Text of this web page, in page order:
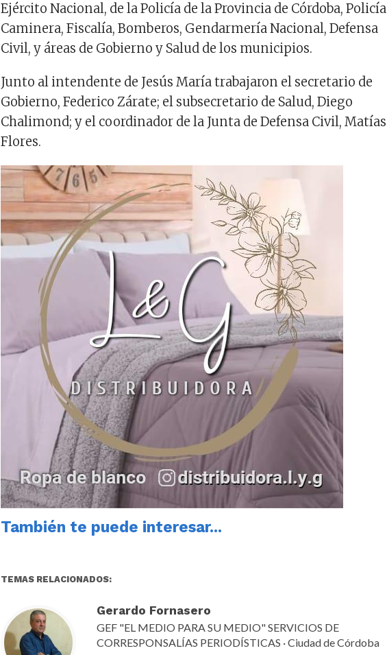
Ejército Nacional, de la Policía de la Provincia de Córdoba, Policía
Caminera, Fiscalía, Bomberos, Gendarmería Nacional, Defensa
Civil, y áreas de Gobierno y Salud de los municipios.
Junto al intendente de Jesús María trabajaron el secretario de
Gobierno, Federico Zárate; el subsecretario de Salud, Diego
Chalimond; y el coordinador de la Junta de Defensa Civil, Matías
Flores.
También te puede interesar...
TEMAS RELACIONADOS:
Gerardo Fornasero
GEF "EL MEDIO PARA SU MEDIO" SERVICIOS DE
CORRESPONSALÍAS PERIODÍSTICAS · Ciudad de Córdoba